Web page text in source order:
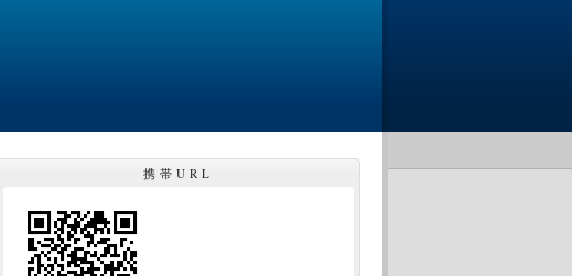
携帯URL